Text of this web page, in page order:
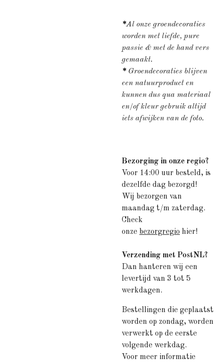
*Al onze groendecoraties
worden met liefde, pure
passie & met de hand vers
gemaakt.
* Groendecoraties blijven
een natuurproduct en
kunnen dus qua materiaal
en/of kleur gebruik altijd
iets afwijken van de foto.
Bezorging in onze regio?
Voor 14:00 uur besteld, is
dezelfde dag bezorgd!
Wij bezorgen van
maandag t/m zaterdag.
Check
onze bezorgregio hier!
Verzending met PostNL?
Dan hanteren wij een
levertijd van 3 tot 5
werkdagen.
Bestellingen die geplaatst
worden op zondag, worden
verwerkt op de eerste
volgende werkdag.
Voor meer informatie